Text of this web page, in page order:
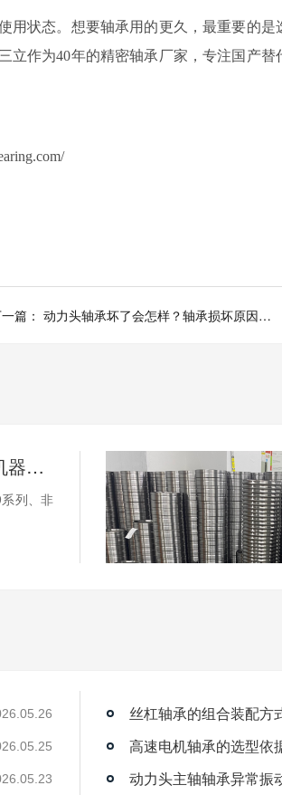
用状态。想要轴承用的更久，最重要的是
立作为40年的精密轴承厂家，专注国产替
篇： 动力头轴承坏了会怎样？轴承损坏原因有哪些？
薄壁角接触球轴承能用在机器人上吗？薄壁轴承有哪些优点？
列、非
丝杠轴承的组合装配方
高速电机轴承的选型依
动力头主轴轴承异常振